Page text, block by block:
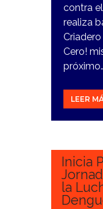
contra
realiza
Cero!
LEER
19
Inicia
la